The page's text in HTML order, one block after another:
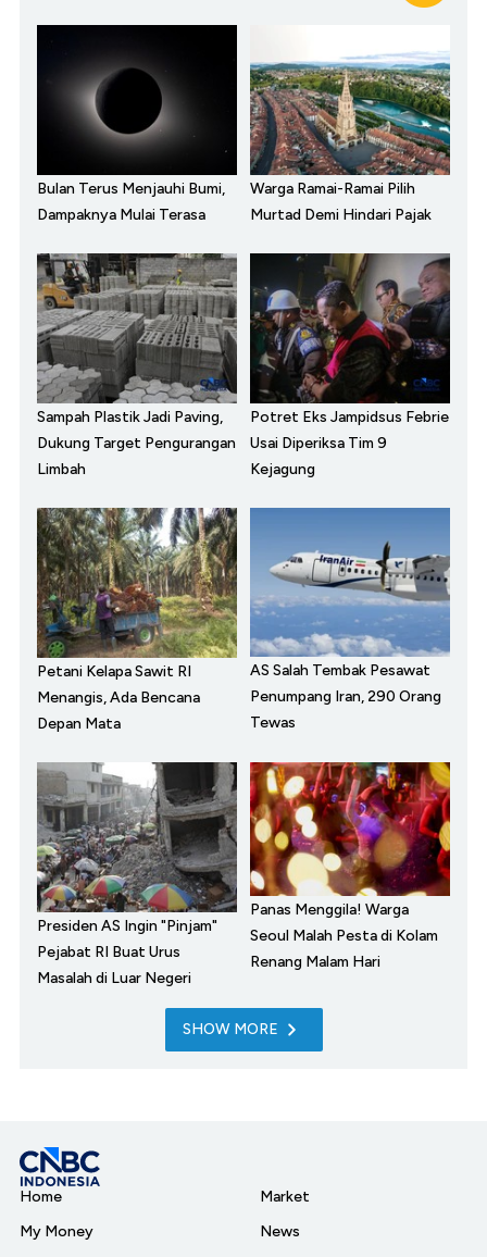
Bulan Terus Menjauhi Bumi,
Dampaknya Mulai Terasa
Warga Ramai-Ramai Pilih
Murtad Demi Hindari Pajak
Sampah Plastik Jadi Paving,
Dukung Target Pengurangan
Limbah
Potret Eks Jampidsus Febrie
Usai Diperiksa Tim 9
Kejagung
Petani Kelapa Sawit RI
Menangis, Ada Bencana
Depan Mata
AS Salah Tembak Pesawat
Penumpang Iran, 290 Orang
Tewas
Presiden AS Ingin "Pinjam"
Pejabat RI Buat Urus
Masalah di Luar Negeri
Panas Menggila! Warga
Seoul Malah Pesta di Kolam
Renang Malam Hari
SHOW MORE
Home
My Money
Market
News